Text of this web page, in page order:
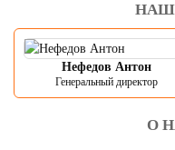
Нефедов Антон
Генеральный директор
О